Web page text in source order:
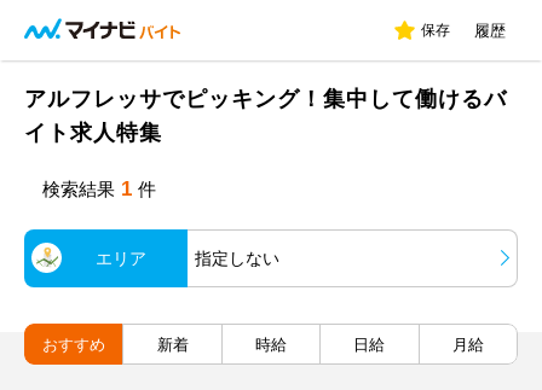
保存 履歴
アルフレッサでピッキング！集中して働けるバ
イト求人特集
検索結果 1 件
エリア 指定しない
おすすめ 新着 時給 日給 月給